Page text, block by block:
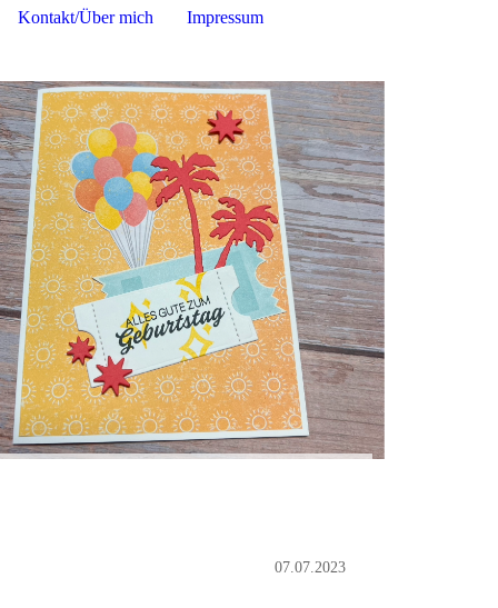
Kontakt/Über mich Impressum
07.07.2023